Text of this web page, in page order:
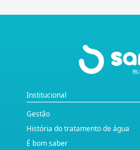
Institucional
Gestão
História do tratamento de água
É bom saber